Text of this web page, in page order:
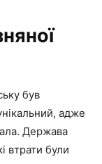
був
адже
Держава
втрати були